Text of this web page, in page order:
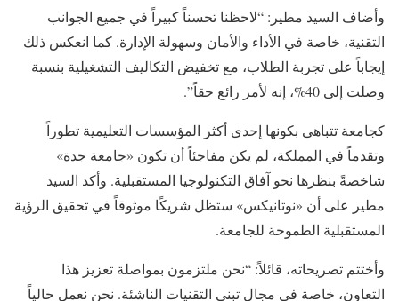
وأضاف السيد مطير: “لاحظنا تحسناً كبيراً في جميع الجوانب
التقنية، خاصة في الأداء والأمان وسهولة الإدارة. كما انعكس ذلك
إيجاباً على تجربة الطلاب، مع تخفيض التكاليف التشغيلية بنسبة
وصلت إلى 40%، إنه لأمر رائع حقاً”.
كجامعة تتباهى بكونها إحدى أكثر المؤسسات التعليمية تطوراً
وتقدماً في المملكة، لم يكن مفاجئاً أن تكون «جامعة جدة»
شاخصةً بنظرها نحو آفاق التكنولوجيا المستقبلية. وأكد السيد
مطير على أن «نوتانيكس» ستظل شريكًا موثوقاً في تحقيق الرؤية
المستقبلية الطموحة للجامعة.
وأختتم تصريحاته، قائلاً: “نحن ملتزمون بمواصلة تعزيز هذا
التعاون، خاصة في مجال تبني التقنيات الناشئة. نحن نعمل حالياً